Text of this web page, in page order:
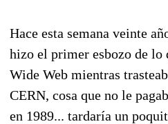
Hace esta semana veinte
hizo el primer esbozo de lo
Wide Web mientras
CERN, cosa que no le
en 1989... tardaría un